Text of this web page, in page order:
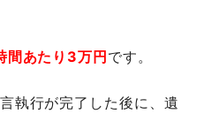
間あたり3万円 です。
執行が完了した後に、遺